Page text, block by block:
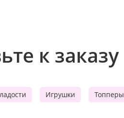
к заказу
Игрушки Топперы